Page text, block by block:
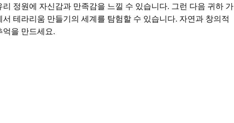
정원에 자신감과 만족감을 느낄 수 있습니다. 그런 다음 귀하 가
테라리움 만들기의 세계를 탐험할 수 있습니다. 자연과 창의적
억을 만드세요.
기세요.